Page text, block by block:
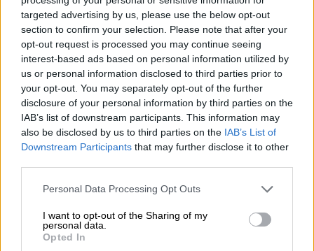
targeted advertising by us, please use the below opt-out
section to confirm your selection. Please note that after your
opt-out request is processed you may continue seeing
interest-based ads based on personal information utilized by
us or personal information disclosed to third parties prior to
your opt-out. You may separately opt-out of the further
disclosure of your personal information by third parties on the
IAB’s list of downstream participants. This information may
also be disclosed by us to third parties on the IAB’s List of
Downstream Participants that may further disclose it to other
Please note that this website/app uses one or more Google
not limited to your visit or usage behaviour. You may click to
grant or deny consent to Google and its third-party tags to
use your data for below specified purposes in below Google
Personal Data Processing Opt Outs
I want to opt-out of the Sharing of my
personal data.
Opted In
γραπτού διαγωνισμού του ΑΣΕΠ – Οι
σημαντικές καινοτομίες
«Αμέσως μετά τα παιδιά θα περιμένουν
αρχές Ιουλίου την ανακοίνωση για να
μπορέσουν να συμπληρώσουν το
μηχανογραφικό τους. Έχει γίνει μια
σημαντική αλλαγή από τα χρόνια που όταν
δώσαμε εμείς εξετάσεις, έχει πλέον τη
δυνατότητα το παιδί αφού πάρει τους
βαθμούς η μαθήτρια, ο μαθητής
συμπληρώσει το μηχανογραφικό»